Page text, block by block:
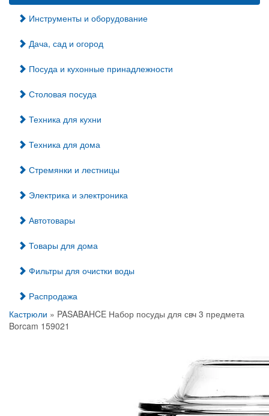
Инструменты и оборудование
Дача, сад и огород
Посуда и кухонные принадлежности
Столовая посуда
Техника для кухни
Техника для дома
Стремянки и лестницы
Электрика и электроника
Автотовары
Товары для дома
Фильтры для очистки воды
Распродажа
Кастрюли » PASABAHCE Набор посуды для свч 3 предмета
Borcam 159021